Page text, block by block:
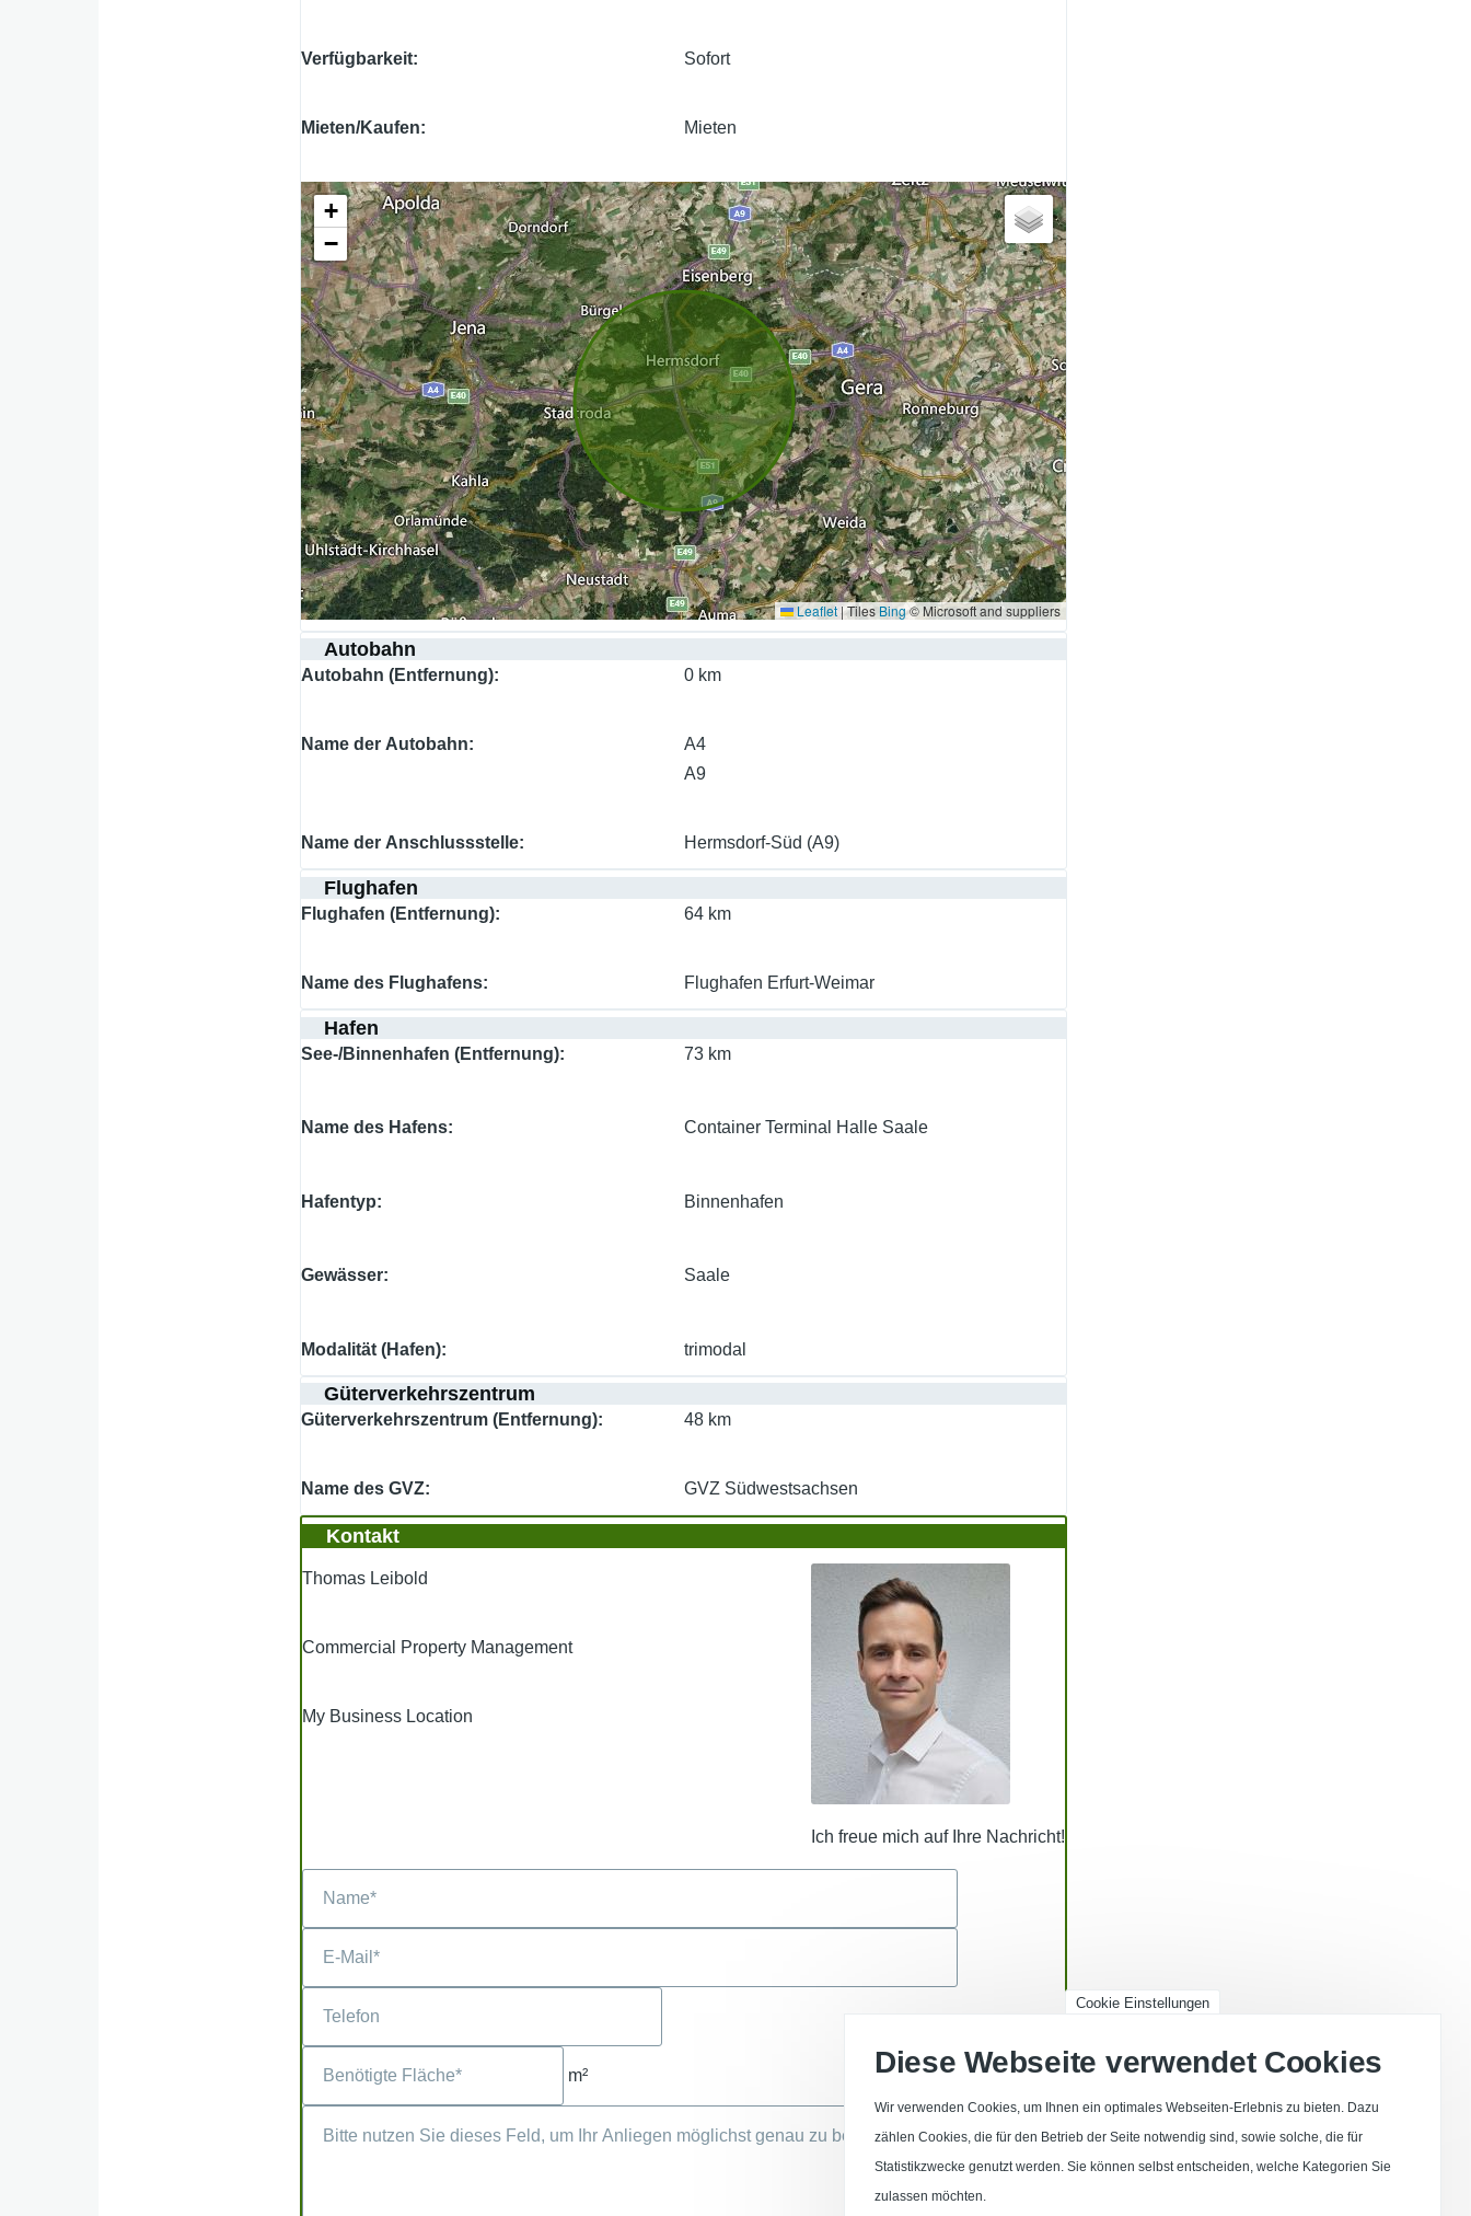
Verfügbarkeit Sofort
Mieten/Kaufen Mieten
+
−
Leaflet |TilesBing© Microsoft and suppliers
Autobahn
Autobahn (Entfernung) 0 km
Name der Autobahn
A4
A9
Name der Anschlussstelle Hermsdorf-Süd (A9)
Flughafen
Flughafen (Entfernung) 64 km
Name des Flughafens Flughafen Erfurt-Weimar
Hafen
See-/Binnenhafen (Entfernung) 73 km
Name des Hafens Container Terminal Halle Saale
Hafentyp Binnenhafen
Gewässer Saale
Modalität (Hafen) trimodal
Güterverkehrszentrum
Güterverkehrszentrum (Entfernung) 48 km
Name des GVZ GVZ Südwestsachsen
Kontakt
Ich freue mich auf Ihre Nachricht!
Thomas Leibold
Commercial Property Management
My Business Location
m²
Cookie Einstellungen
Diese Webseite verwendet Cookies
Wir verwenden Cookies, um Ihnen ein optimales Webseiten-Erlebnis zu bieten. Dazu
zählen Cookies, die für den Betrieb der Seite notwendig sind, sowie solche, die für
Statistikzwecke genutzt werden. Sie können selbst entscheiden, welche Kategorien Sie
zulassen möchten.